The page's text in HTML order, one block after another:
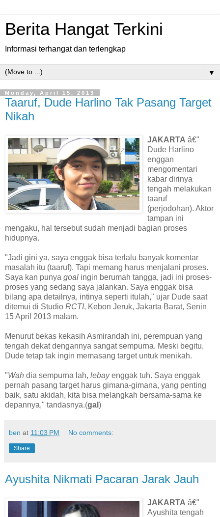
Berita Hangat Terkini
Informasi terhangat dan terlengkap
▼
Monday, April 15, 2013
Taaruf, Dude Harlino Tak Pasang Target
Nikah
JAKARTA â€"
Dude Harlino
enggan
mengomentari
kabar dirinya
tengah melakukan
taaruf
(perjodohan). Aktor
tampan ini
mengaku, hal tersebut sudah menjadi bagian proses
hidupnya.
"Jadi gini ya, saya enggak bisa terlalu banyak komentar
masalah itu (taaruf). Tapi memang harus menjalani proses.
Saya kan punya goal ingin berumah tangga, jadi ini proses-
proses yang sedang saya jalankan. Saya enggak bisa
bilang apa detailnya, intinya seperti itulah," ujar Dude saat
ditemui di Studio RCTI, Kebon Jeruk, Jakarta Barat, Senin
15 April 2013 malam.
Menurut bekas kekasih Asmirandah ini, perempuan yang
tengah dekat dengannya sangat sempurna. Meski begitu,
Dude tetap tak ingin memasang target untuk menikah.
"Wah dia sempurna lah, lebayenggak tuh. Saya enggak
pernah pasang target harus gimana-gimana, yang penting
baik, satu akidah, kita bisa melangkah bersama-sama ke
depannya," tandasnya.(gal )
ben at 11:03 PM No comments:
Share
Ayushita Nikmati Pacaran Jarak Jauh
JAKARTA â€"
Ayushita tengah